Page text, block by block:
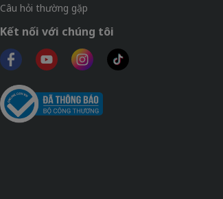
Câu hỏi thường gặp
Kết nối với chúng tôi